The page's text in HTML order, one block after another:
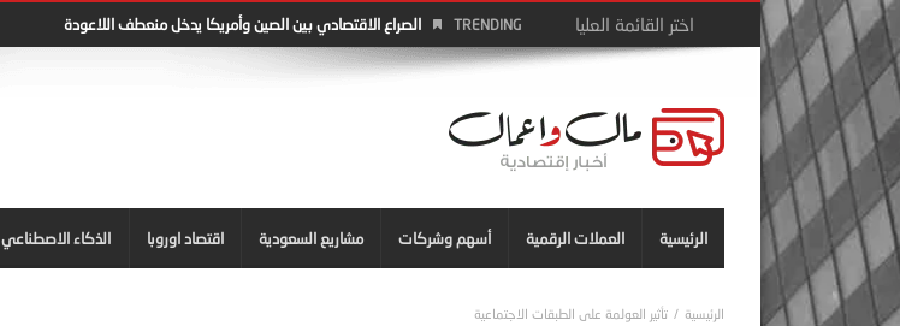
TRENDING الصراع الاقتصادي بين الصين وأمريكا يدخل منعطف اللاعودة
الرئيسية العملات الرقمية أسهم وشركات مشاريع السعودية اقتصاد اوروبا الذكاء الاصطناعي
تأثير العولمة على الطبقات الاجتماعية